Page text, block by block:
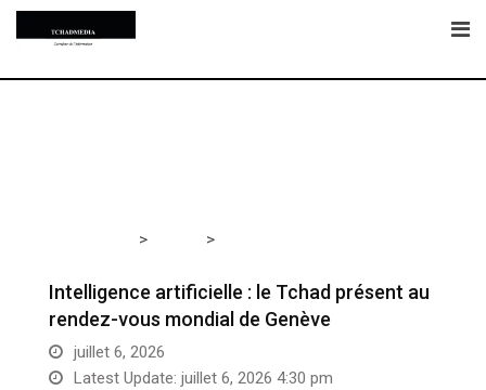
Skip
> >
Intelligence artificielle : le Tchad présent au
rendez-vous mondial de Genève
juillet 6, 2026
Latest Update: juillet 6, 2026 4:30 pm